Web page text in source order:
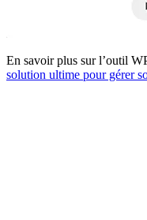
En savoir plus sur l’outil
solution ultime pour gérer